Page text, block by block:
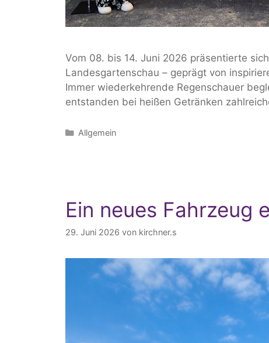
Vom 08. bis 14. Juni 2026 präsentierte
Landesgartenschau – geprägt von
Immer wiederkehrende Regenschauer
entstanden bei heißen Getränken
Kategorien
Allgemein
Ein neues Fahrzeug
29. Juni 2026 von kirchner.s